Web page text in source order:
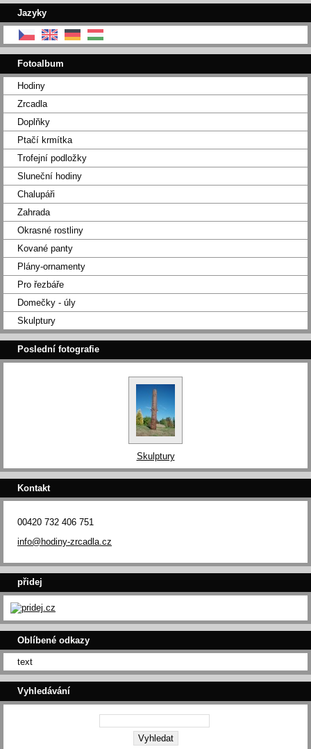
Jazyky
Fotoalbum
Hodiny
Zrcadla
Doplňky
Ptačí krmítka
Trofejní podložky
Sluneční hodiny
Chalupáři
Zahrada
Okrasné rostliny
Kované panty
Plány-ornamenty
Pro řezbáře
Domečky - úly
Skulptury
Poslední fotografie
Skulptury
Kontakt
00420 732 406 751
info@hodiny-zrcadla.cz
přidej
Oblíbené odkazy
text
Vyhledávání